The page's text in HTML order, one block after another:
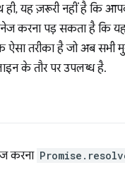
ही, यह ज़रूरी नहीं है कि
करना पड़ सकता है कि यह
ऐसा तरीका है जो अब सभी
के तौर पर उपलब्ध है.
करना